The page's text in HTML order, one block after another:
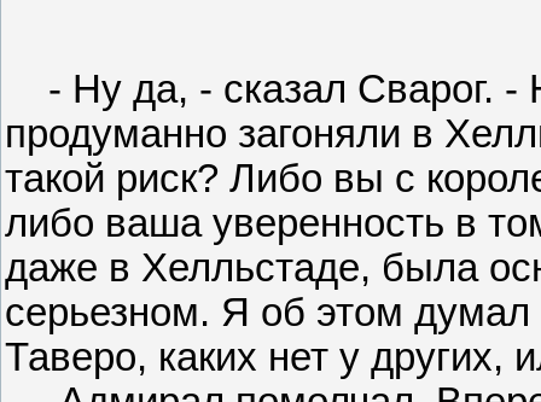
- Ну да, - сказал Сварог. -
продуманно загоняли в
такой риск? Либо вы с
либо ваша уверенность в
даже в Хелльстаде, была
серьезном. Я об этом
Таверо, каких нет у других,